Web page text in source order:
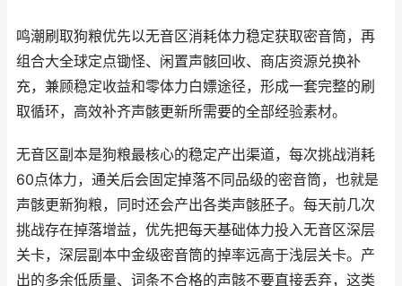
鸣潮刷取狗粮优先以无音区消耗体力稳定获取密音筒，再
组合大全球定点锄怪、闲置声骸回收、商店资源兑换补
充，兼顾稳定收益和零体力白嫖途径，形成一套完整的刷
取循环，高效补齐声骸更新所需要的全部经验素材。
无音区副本是狗粮最核心的稳定产出渠道，每次挑战消耗
60点体力，通关后会固定掉落不同品级的密音筒，也就是
声骸更新狗粮，同时还会产出各类声骸胚子。每天前几次
挑战存在掉落增益，优先把每天基础体力投入无音区深层
关卡，深层副本中金级密音筒的掉率远高于浅层关卡。产
出的多余低质量、词条不合格的声骸不要直接丢弃，这类